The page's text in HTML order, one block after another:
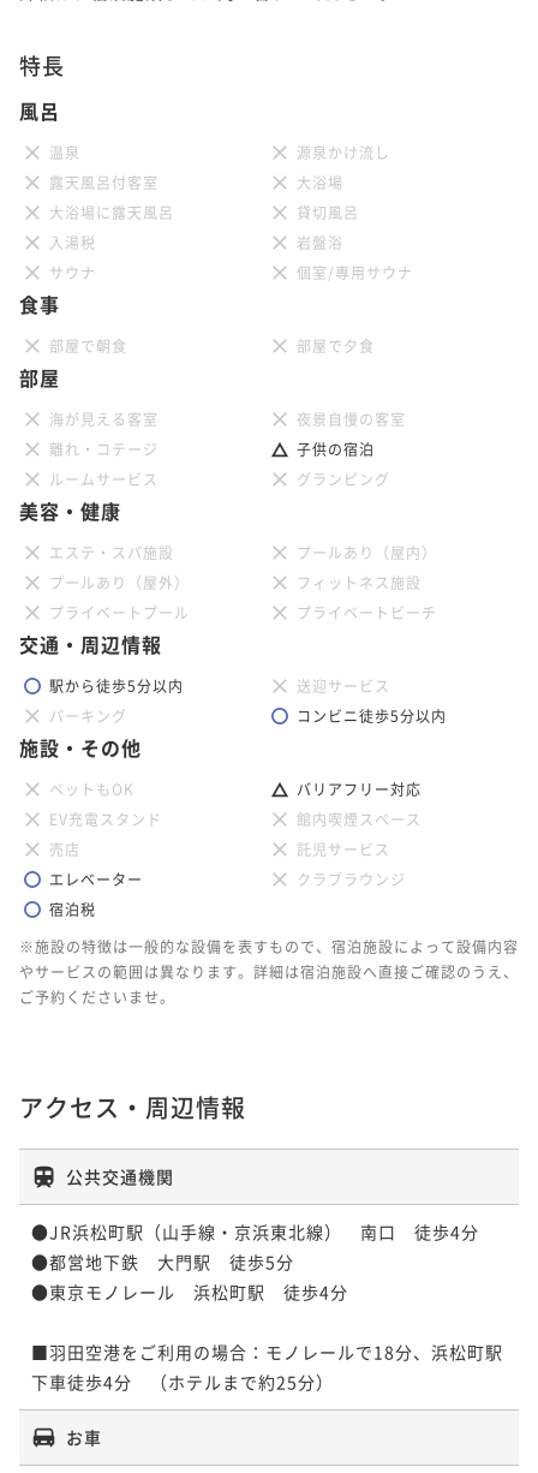
特長
風呂
温泉
源泉かけ流し
露天風呂付客室
大浴場
大浴場に露天風呂
貸切風呂
入湯税
岩盤浴
サウナ
個室/専用サウナ
食事
部屋で朝食 部屋で夕食
部屋
海が見える客室
夜景自慢の客室
離れ・コテージ
子供の宿泊
ルームサービス
グランピング
美容・健康
エステ・スパ施設
プールあり（屋内）
プールあり（屋外）
フィットネス施設
プライベートプール
プライベートビーチ
交通・周辺情報
駅から徒歩5分以内
送迎サービス
パーキング
コンビニ徒歩5分以内
施設・その他
ペットもOK
バリアフリー対応
EV充電スタンド
館内喫煙スペース
売店
託児サービス
エレベーター
クラブラウンジ
宿泊税
※施設の特徴は一般的な設備を表すもので、宿泊施設によって設備内容
やサービスの範囲は異なります。詳細は宿泊施設へ直接ご確認のうえ、
ご予約くださいませ。
アクセス・周辺情報
公共交通機関
●JR浜松町駅（山手線・京浜東北線）　南口　徒歩4分
●都営地下鉄　大門駅　徒歩5分
●東京モノレール　浜松町駅　徒歩4分
■羽田空港をご利用の場合：モノレールで18分、浜松町駅
下車徒歩4分　（ホテルまで約25分）
お車